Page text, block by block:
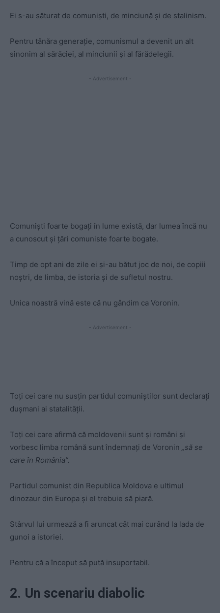
Ei s-au săturat de comunişti, de minciună şi de stalinism.
Pentru tânăra generaţie, comunismul a devenit un alt
sinonim al sărăciei, al minciunii şi al fărădelegii.
- Advertisement -
Comunişti foarte bogaţi în lume există, dar lumea încă nu
a cunoscut şi ţări comuniste foarte bogate.
Timp de opt ani de zile ei şi-au bătut joc de noi, de copiii
noştri, de limba, de istoria şi de sufletul nostru.
Unica noastră vină este că nu gândim ca Voronin.
- Advertisement -
Toţi cei care nu susţin partidul comuniştilor sunt declaraţi
duşmani ai statalităţii.
Toţi cei care afirmă că moldovenii sunt şi români şi
vorbesc limba română sunt îndemnaţi de Voronin „să se
care în România”.
Partidul comunist din Republica Moldova e ultimul
dinozaur din Europa şi el trebuie să piară.
Stârvul lui urmează a fi aruncat cât mai curând la lada de
gunoi a istoriei.
Pentru că a început să pută insuportabil.
2. Un scenariu diabolic